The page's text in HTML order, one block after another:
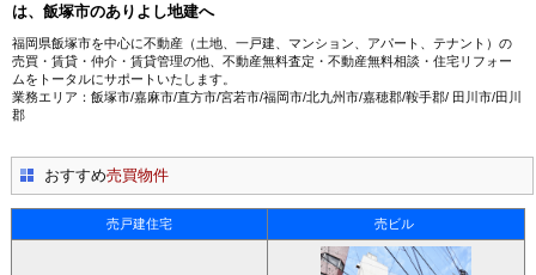
は、飯塚市のありよし地建へ
福岡県飯塚市を中心に不動産（土地、一戸建、マンション、アパート、テナント）の
売買・賃貸・仲介・賃貸管理の他、不動産無料査定・不動産無料相談・住宅リフォー
ムをトータルにサポートいたします。
業務エリア：飯塚市/嘉麻市/直方市/宮若市/福岡市/北九州市/嘉穂郡/鞍手郡/ 田川市/田川
郡
おすすめ売買物件
売戸建住宅 売ビル